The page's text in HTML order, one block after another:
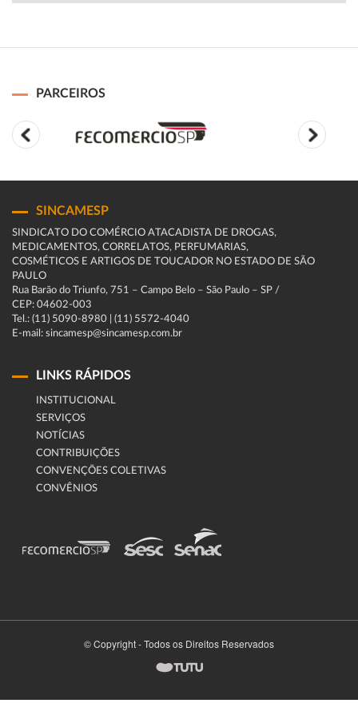
PARCEIROS
SINCAMESP
SINDICATO DO COMÉRCIO ATACADISTA DE DROGAS,
MEDICAMENTOS, CORRELATOS, PERFUMARIAS,
COSMÉTICOS E ARTIGOS DE TOUCADOR NO ESTADO DE SÃO
PAULO
Rua Barão do Triunfo, 751 – Campo Belo – São Paulo – SP /
CEP: 04602-003
Tel.: (11) 5090-8980 | (11) 5572-4040
E-mail: sincamesp@sincamesp.com.br
LINKS RÁPIDOS
INSTITUCIONAL
SERVIÇOS
NOTÍCIAS
CONTRIBUIÇÕES
CONVENÇÕES COLETIVAS
CONVÊNIOS
© Copyright - Todos os Direitos Reservados